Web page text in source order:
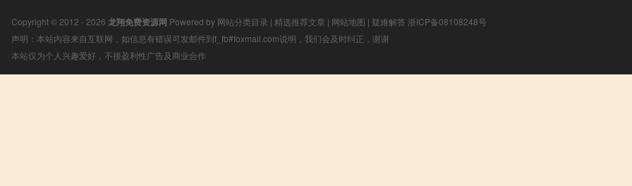
Copyright © 2012 - 2026 龙翔免费资源网 Powered by 网站分类目录 | 精选推荐文章 | 网站地图 | 疑难解答 浙ICP备08108248号
声明：本站内容来自互联网，如信息有错误可发邮件到f_fb#foxmail.com说明，我们会及时纠正，谢谢
本站仅为个人兴趣爱好，不接盈利性广告及商业合作